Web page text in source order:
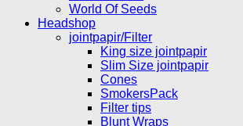
World Of Seeds
Headshop
jointpapir/Filter
King size jointpapir
Slim Size jointpapir
Cones
SmokersPack
Filter tips
Blunt Wraps